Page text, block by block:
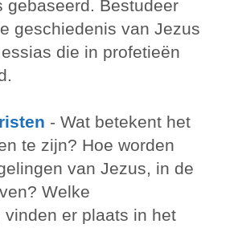
gebaseerd. Bestudeer
geschiedenis van Jezus
die in profetieën
- Wat betekent het
te zijn? Hoe worden
van Jezus, in de
Welke
vinden er plaats in het